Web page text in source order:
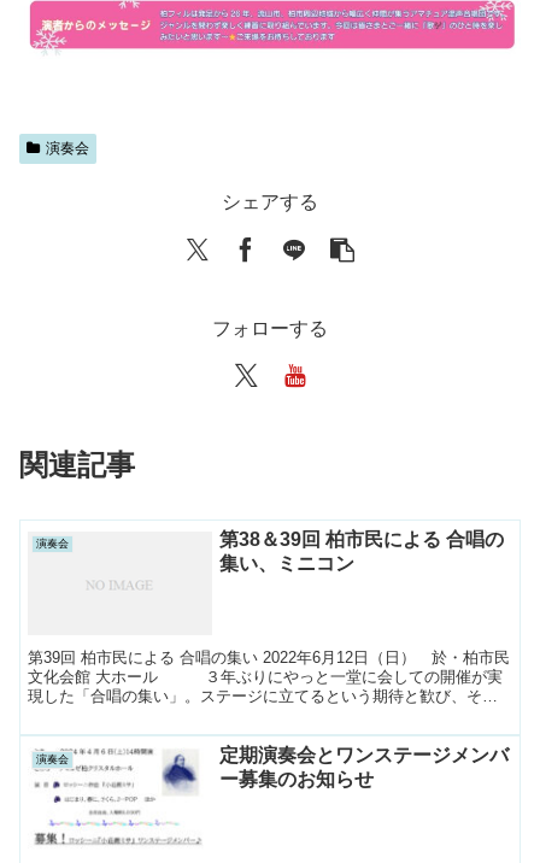
演奏会
シェアする
フォローする
関連記事
演奏会
第38＆39回 柏市民による 合唱の
集い、ミニコン
第39回 柏市民による 合唱の集い 2022年6月12日（日） 於・柏市民
文化会館 大ホール ３年ぶりにやっと一堂に会しての開催が実
現した「合唱の集い」。ステージに立てるという期待と歓び、そし
演奏会
定期演奏会とワンステージメンバ
ー募集のお知らせ